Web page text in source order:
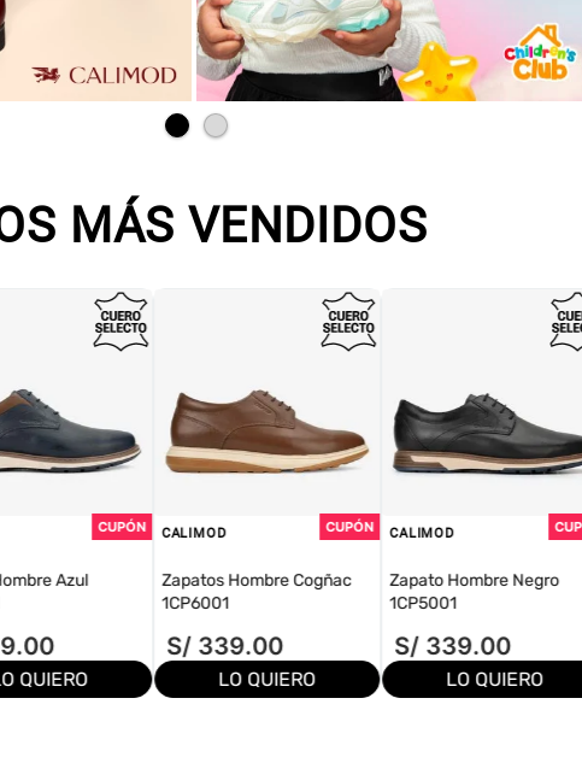
MÁS VENDIDOS
Azul
.00
QUIERO
CALIMOD
Zapatos Hombre Cogñac
1CP6001
S/ 339.00
LO QUIERO
CALIMOD
Zapato Hombre Negro
1CP5001
S/ 339.00
LO QUIERO